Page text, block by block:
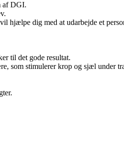
af DGI.
dig med at udarbejde et
til det gode resultat.
som stimulerer krop og sjæl under